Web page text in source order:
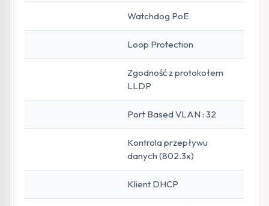
Watchdog PoE
Loop Protection
Zgodność z protokołem
LLDP
Port Based VLAN : 32
Kontrola przepływu
danych (802.3x)
Klient DHCP